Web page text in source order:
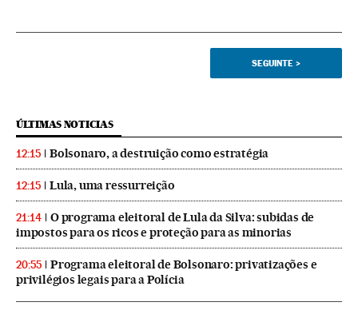
SEGUINTE >
ÚLTIMAS NOTICIAS
12:15 Bolsonaro, a destruição como estratégia
12:15 Lula, uma ressurreição
21:14
O programa eleitoral de Lula da Silva: subidas de
impostos para os ricos e proteção para as minorias
20:55
Programa eleitoral de Bolsonaro: privatizações e
privilégios legais para a Polícia